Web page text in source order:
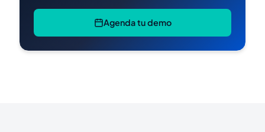
Agenda tu demo